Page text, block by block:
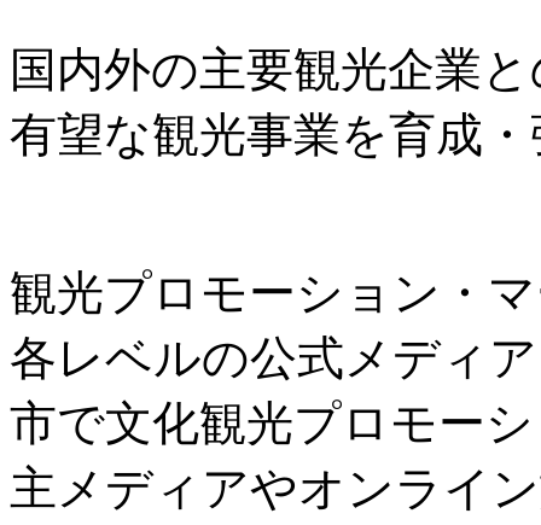
国内外の主要観光企業
有望な観光事業を育成
観光プロモーション・
各レベルの公式メディ
市で文化観光プロモー
主メディアやオンライ